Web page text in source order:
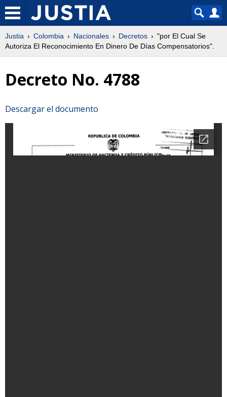
Justia Colombia Nacionales Decretos
"por El Cual Se
Autoriza El Reconocimiento En Dinero De Días Compensatorios".
Decreto No. 4788
Descargar el documento